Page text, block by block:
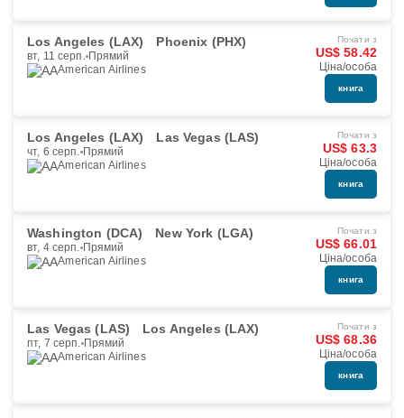
Los Angeles (LAX) Phoenix (PHX)
вт, 11 серп. Прямий
American Airlines
Почати з
US$ 58.42
Ціна/особа
книга
Los Angeles (LAX) Las Vegas (LAS)
чт, 6 серп. Прямий
American Airlines
Почати з
US$ 63.3
Ціна/особа
книга
Washington (DCA) New York (LGA)
вт, 4 серп. Прямий
American Airlines
Почати з
US$ 66.01
Ціна/особа
книга
Las Vegas (LAS) Los Angeles (LAX)
пт, 7 серп. Прямий
American Airlines
Почати з
US$ 68.36
Ціна/особа
книга